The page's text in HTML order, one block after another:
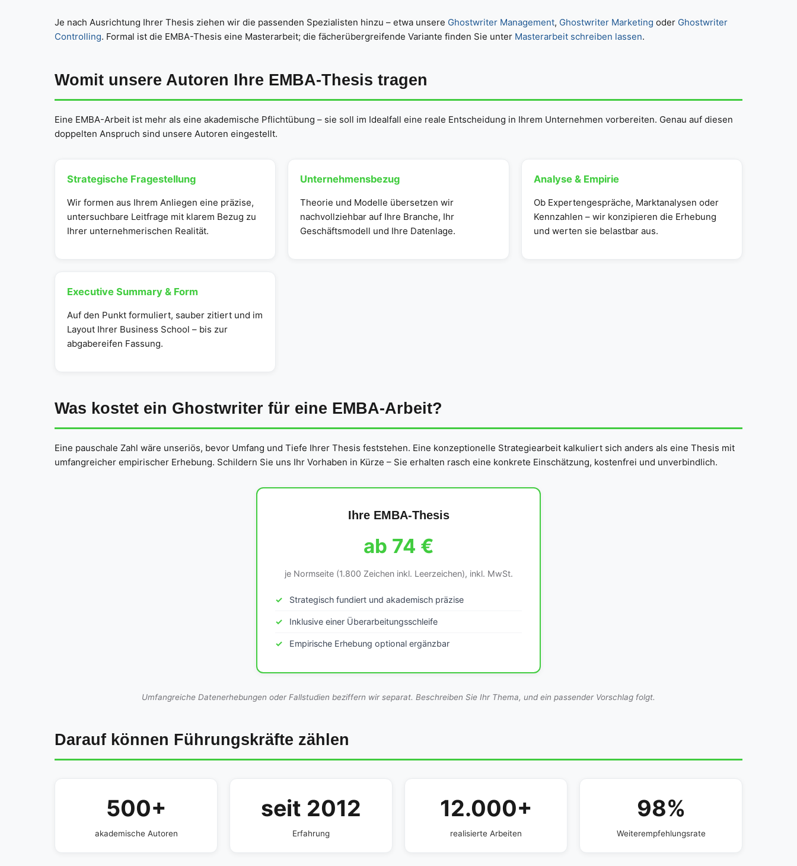
Je nach Ausrichtung Ihrer Thesis ziehen wir die passenden Spezialisten hinzu – etwa unsere Ghostwriter Management, Ghostwriter Marketing oder Ghostwriter
Controlling. Formal ist die EMBA-Thesis eine Masterarbeit; die fächerübergreifende Variante finden Sie unter Masterarbeit schreiben lassen.
Womit unsere Autoren Ihre EMBA-Thesis tragen
Eine EMBA-Arbeit ist mehr als eine akademische Pflichtübung – sie soll im Idealfall eine reale Entscheidung in Ihrem Unternehmen vorbereiten. Genau auf diesen
doppelten Anspruch sind unsere Autoren eingestellt.
Strategische Fragestellung
Wir formen aus Ihrem Anliegen eine präzise,
untersuchbare Leitfrage mit klarem Bezug zu
Ihrer unternehmerischen Realität.
Unternehmensbezug
Theorie und Modelle übersetzen wir
nachvollziehbar auf Ihre Branche, Ihr
Geschäftsmodell und Ihre Datenlage.
Analyse & Empirie
Ob Expertengespräche, Marktanalysen oder
Kennzahlen – wir konzipieren die Erhebung
und werten sie belastbar aus.
Executive Summary & Form
Auf den Punkt formuliert, sauber zitiert und im
Layout Ihrer Business School – bis zur
abgabereifen Fassung.
Was kostet ein Ghostwriter für eine EMBA-Arbeit?
Eine pauschale Zahl wäre unseriös, bevor Umfang und Tiefe Ihrer Thesis feststehen. Eine konzeptionelle Strategiearbeit kalkuliert sich anders als eine Thesis mit
umfangreicher empirischer Erhebung. Schildern Sie uns Ihr Vorhaben in Kürze – Sie erhalten rasch eine konkrete Einschätzung, kostenfrei und unverbindlich.
Ihre EMBA-Thesis
ab 74 €
je Normseite (1.800 Zeichen inkl. Leerzeichen), inkl. MwSt.
Strategisch fundiert und akademisch präzise
Inklusive einer Überarbeitungsschleife
Empirische Erhebung optional ergänzbar
Umfangreiche Datenerhebungen oder Fallstudien beziffern wir separat. Beschreiben Sie Ihr Thema, und ein passender Vorschlag folgt.
Darauf können Führungskräfte zählen
500+
akademische Autoren
seit 2012
Erfahrung
12.000+
realisierte Arbeiten
98%
Weiterempfehlungsrate